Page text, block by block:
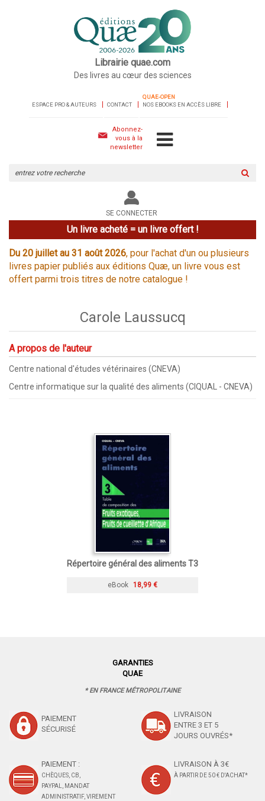
Librairie quae.com
Des livres au cœur des sciences
ESPACE PRO & AUTEURS CONTACT
QUAE-OPEN
NOS EBOOKS EN ACCÈS LIBRE
Abonnez-
vous à la
newsletter
le
site
SE CONNECTER
Un livre acheté = un livre offert !
Du 20 juillet au 31 août 2026, pour l'achat d'un ou plusieurs
livres papier publiés aux éditions Quæ, un livre vous est
offert parmi trois titres de notre catalogue !
Carole Laussucq
A propos de l'auteur
Centre national d'études vétérinaires (CNEVA)
Centre informatique sur la qualité des aliments (CIQUAL - CNEVA)
Répertoire général des aliments T3
eBook 18,99 €
GARANTIES
QUAE
* EN FRANCE MÉTROPOLITAINE
PAIEMENT
SÉCURISÉ
LIVRAISON
ENTRE 3 ET 5
JOURS OUVRÉS*
PAIEMENT :
CHÈQUES, CB,
PAYPAL, MANDAT
ADMINISTRATIF, VIREMENT
LIVRAISON À 3€
À PARTIR DE 50 € D'ACHAT*